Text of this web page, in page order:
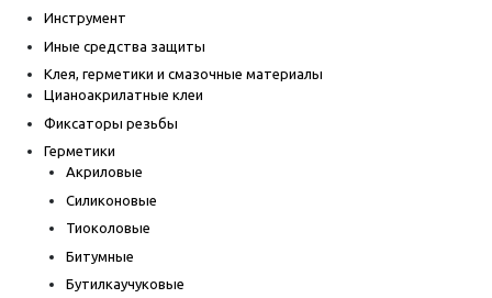
Инструмент
Иные средства защиты
Клея, герметики и смазочные материалы
Цианоакрилатные клеи
Фиксаторы резьбы
Герметики
Акриловые
Силиконовые
Тиоколовые
Битумные
Бутилкаучуковые